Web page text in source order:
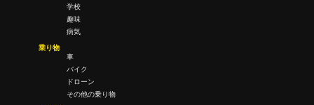
学校
趣味
病気
乗り物
車
バイク
ドローン
その他の乗り物